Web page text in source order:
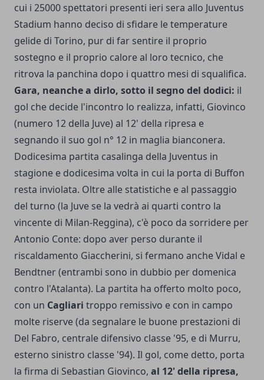
cui i 25000 spettatori presenti ieri sera allo Juventus
Stadium hanno deciso di sfidare le temperature
gelide di Torino, pur di far sentire il proprio
sostegno e il proprio calore al loro tecnico, che
ritrova la panchina dopo i quattro mesi di squalifica.
Gara, neanche a dirlo, sotto il segno del dodici: il
gol che decide l'incontro lo realizza, infatti, Giovinco
(numero 12 della Juve) al 12' della ripresa e
segnando il suo gol n° 12 in maglia bianconera.
Dodicesima partita casalinga della Juventus in
stagione e dodicesima volta in cui la porta di Buffon
resta inviolata. Oltre alle statistiche e al passaggio
del turno (la Juve se la vedrà ai quarti contro la
vincente di Milan-Reggina), c'è poco da sorridere per
Antonio Conte: dopo aver perso durante il
riscaldamento Giaccherini, si fermano anche Vidal e
Bendtner (entrambi sono in dubbio per domenica
contro l'Atalanta). La partita ha offerto molto poco,
con un Cagliari troppo remissivo e con in campo
molte riserve (da segnalare le buone prestazioni di
Del Fabro, centrale difensivo classe '95, e di Murru,
esterno sinistro classe '94). Il gol, come detto, porta
la firma di Sebastian Giovinco, al 12' della ripresa,